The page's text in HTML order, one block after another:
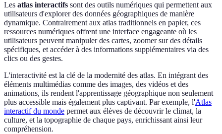
Les atlas interactifs sont des outils numériques qui permettent aux
utilisateurs d'explorer des données géographiques de manière
dynamique. Contrairement aux atlas traditionnels en papier, ces
ressources numériques offrent une interface engageante où les
utilisateurs peuvent manipuler des cartes, zoomer sur des détails
spécifiques, et accéder à des informations supplémentaires via des
clics ou des gestes.
L'interactivité est la clé de la modernité des atlas. En intégrant des
éléments multimédias comme des images, des vidéos et des
animations, ils rendent l'apprentissage géographique non seulement
plus accessible mais également plus captivant. Par exemple, l'Atlas
interactif du monde permet aux élèves de découvrir le climat, la
culture, et la topographie de chaque pays, enrichissant ainsi leur
compréhension.